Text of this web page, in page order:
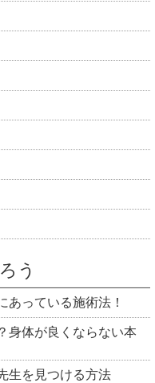
う
あっている施術法！
身体が良くならない本
生を見つける方法